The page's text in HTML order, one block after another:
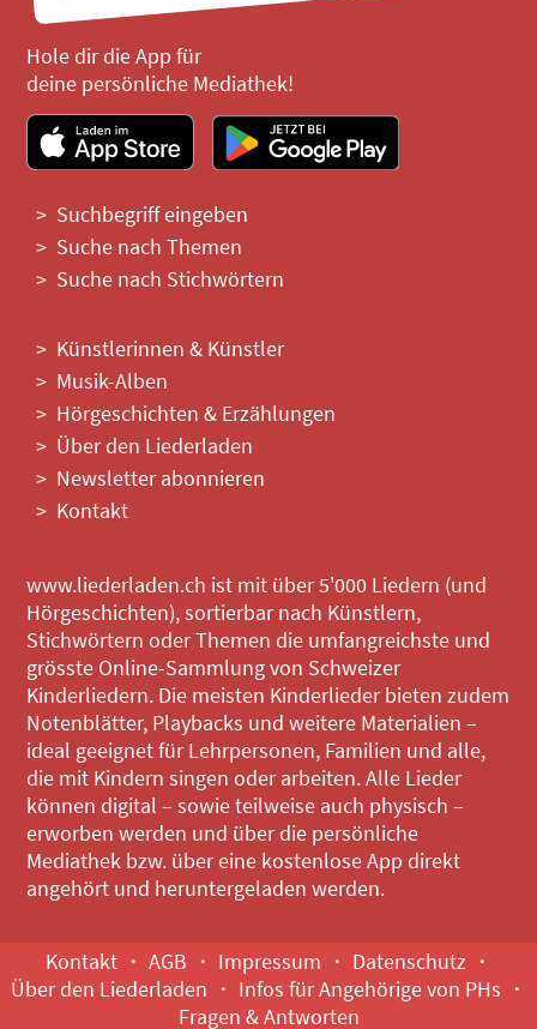
Hole dir die App für
deine persönliche Mediathek!
Suchbegriff eingeben
Suche nach Themen
Suche nach Stichwörtern
Künstlerinnen & Künstler
Musik-Alben
Hörgeschichten & Erzählungen
Über den Liederladen
Newsletter abonnieren
Kontakt
www.liederladen.ch ist mit über 5'000 Liedern (und
Hörgeschichten), sortierbar nach Künstlern,
Stichwörtern oder Themen die umfangreichste und
grösste Online-Sammlung von Schweizer
Kinderliedern. Die meisten Kinderlieder bieten zudem
Notenblätter, Playbacks und weitere Materialien –
ideal geeignet für Lehrpersonen, Familien und alle,
die mit Kindern singen oder arbeiten. Alle Lieder
können digital – sowie teilweise auch physisch –
erworben werden und über die persönliche
Mediathek bzw. über eine kostenlose App direkt
angehört und heruntergeladen werden.
Kontakt AGB Impressum
Datenschutz
Über den Liederladen
Infos für Angehörige von PHs
Fragen & Antworten